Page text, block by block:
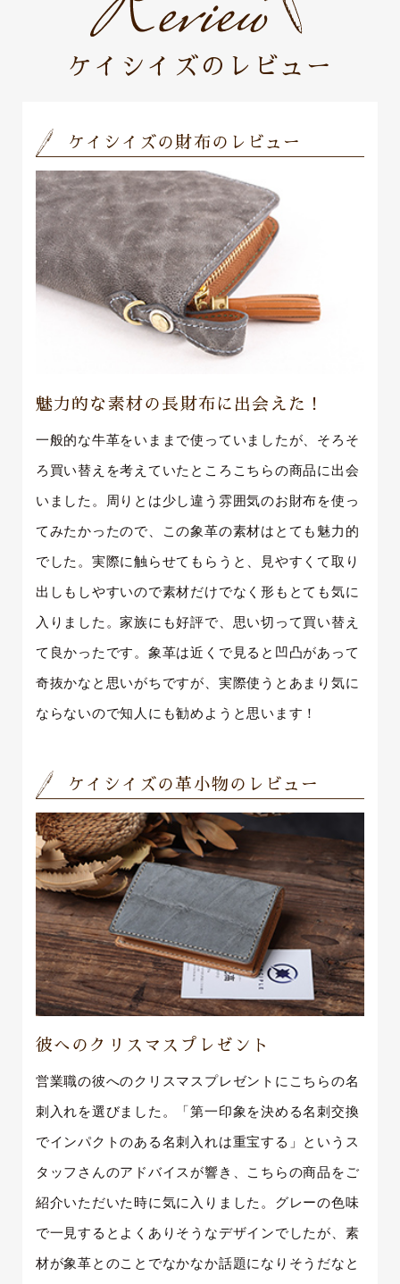
ケイシイズのレビュー
ケイシイズの財布のレビュー
魅力的な素材の長財布に出会えた！
一般的な牛革をいままで使っていましたが、そろそ
ろ買い替えを考えていたところこちらの商品に出会
いました。周りとは少し違う雰囲気のお財布を使っ
てみたかったので、この象革の素材はとても魅力的
でした。実際に触らせてもらうと、見やすくて取り
出しもしやすいので素材だけでなく形もとても気に
入りました。家族にも好評で、思い切って買い替え
て良かったです。象革は近くで見ると凹凸があって
奇抜かなと思いがちですが、実際使うとあまり気に
ならないので知人にも勧めようと思います！
ケイシイズの革小物のレビュー
彼へのクリスマスプレゼント
営業職の彼へのクリスマスプレゼントにこちらの名
刺入れを選びました。「第一印象を決める名刺交換
でインパクトのある名刺入れは重宝する」というス
タッフさんのアドバイスが響き、こちらの商品をご
紹介いただいた時に気に入りました。グレーの色味
で一見するとよくありそうなデザインでしたが、素
材が象革とのことでなかなか話題になりそうだなと